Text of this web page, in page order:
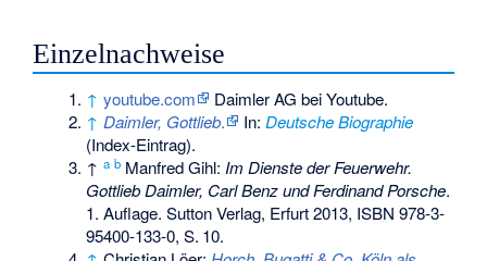
Einzelnachweise
↑ youtube.com
Daimler AG bei Youtube.
↑ Daimler, Gottlieb. In:Deutsche Biographie
(Index-Eintrag).
↑a b Manfred Gihl:Im Dienste der Feuerwehr.
Gottlieb Daimler, Carl Benz und Ferdinand Porsche.
1. Auflage. Sutton Verlag, Erfurt 2013, ISBN 978-3-
95400-133-0,S. 10.